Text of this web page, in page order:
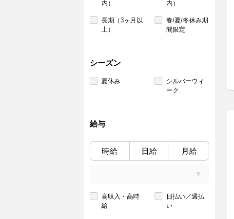
内）
内）
長期（3ヶ月以
上）
春/夏/冬休み期
間限定
シーズン
夏休み
シルバーウィ
ーク
給与
時給 日給 月給
高収入・高時
給
日払い／週払
い